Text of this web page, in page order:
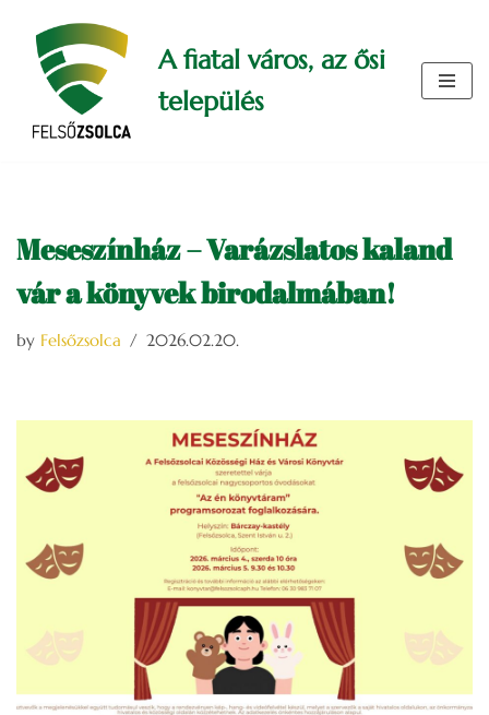
Skip
content
A fiatal város, az ősi
település
Meseszínház – Varázslatos kaland
vár a könyvek birodalmában!
by Felsőzsolca 2026.02.20.